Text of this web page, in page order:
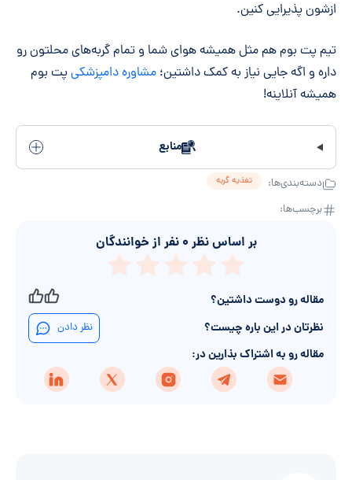
ازشون پذیرایی کنین.
تیم پت بوم هم مثل همیشه هوای شما و تمام گربه‌های محلتون رو
داره و اگه جایی نیاز به کمک داشتین؛ مشاوره دامپزشکیپت بوم
همیشه آنلاینه!
منابع
دسته‌بندی‌ها: تغذیه گربه
برچسب‌ها:
بر اساس نظر ۰ نفر از خوانندگان
مقاله رو دوست داشتین؟
نظرتان در این باره چیست؟
نظر دادن
مقاله رو به اشتراک بذارین در: